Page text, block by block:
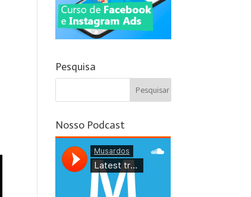
Pesquisa
Nosso Podcast